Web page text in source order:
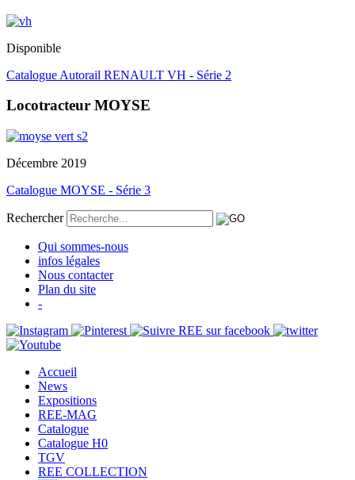
Disponible
Catalogue Autorail RENAULT VH - Série 2
Locotracteur MOYSE
Décembre 2019
Catalogue MOYSE - Série 3
Rechercher
Qui sommes-nous
infos légales
Nous contacter
Plan du site
-
Accueil
News
Expositions
REE-MAG
Catalogue
Catalogue H0
TGV
REE COLLECTION